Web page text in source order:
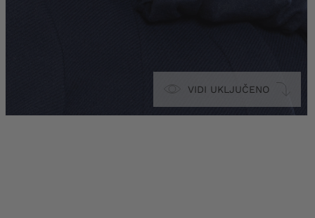
VIDI UKLJUČENO